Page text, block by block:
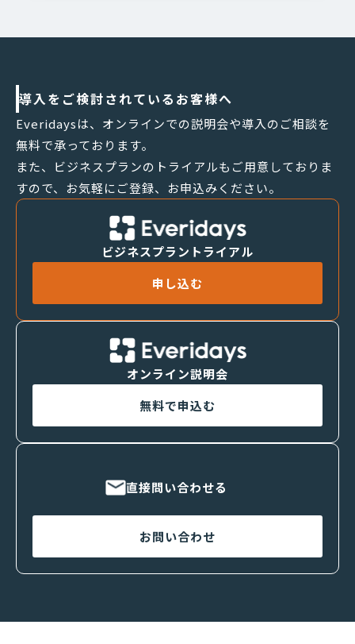
導入をご検討されているお客様へ
Everidaysは、オンラインでの説明会や導入のご相談を
無料で承っております。
また、ビジネスプランのトライアルもご用意しておりま
すので、お気軽にご登録、お申込みください。
ビジネスプラントライアル
申し込む
オンライン説明会
無料で申込む
直接問い合わせる
お問い合わせ